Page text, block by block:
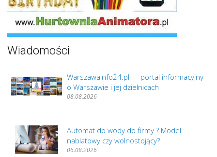
Wiadomości
WarszawaInfo24.pl — portal informacyjny
o Warszawie i jej dzielnicach
08.08.2026
Automat do wody do firmy ? Model
nablatowy czy wolnostojący?
06.08.2026